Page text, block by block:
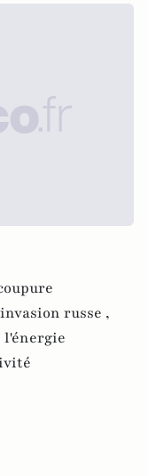
invasion russe ,
l'énergie